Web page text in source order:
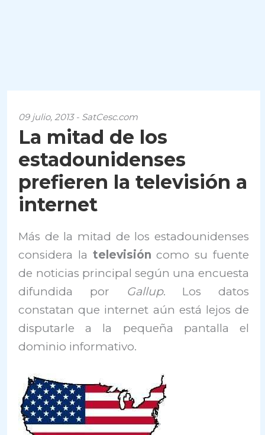
09 julio, 2013 - SatCesc.com
La mitad de los
estadounidenses
prefieren la televisión a
internet
Más de la mitad de los estadounidenses
considera la televisión como su fuente
de noticias principal según una encuesta
difundida por Gallup. Los datos
constatan que internet aún está lejos de
disputarle a la pequeña pantalla el
dominio informativo.